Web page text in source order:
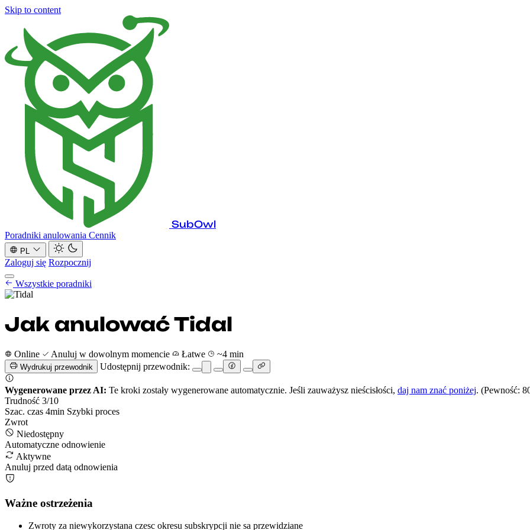
Skip to content
SubOwl
Poradniki anulowania Cennik
PL
Zaloguj się Rozpocznij
Poradniki anulowania Cennik
PL
Wszystkie poradniki
Jak anulować Tidal
Online Anuluj w dowolnym momencie Łatwe ~4 min
Wydrukuj przewodnik Udostępnij przewodnik:
Wygenerowane przez AI: Te kroki zostały wygenerowane automatycznie. Jeśli zauważysz nieścisłości, daj nam znać poniżej. (Pewność:
Trudność 3/10
Szac. czas 4min Szybki proces
Zwrot
Niedostępny
Automatyczne odnowienie
Aktywne
Anuluj przed datą odnowienia
Ważne ostrzeżenia
Zwroty za niewykorzystana czesc okresu subskrypcji nie sa przewidziane